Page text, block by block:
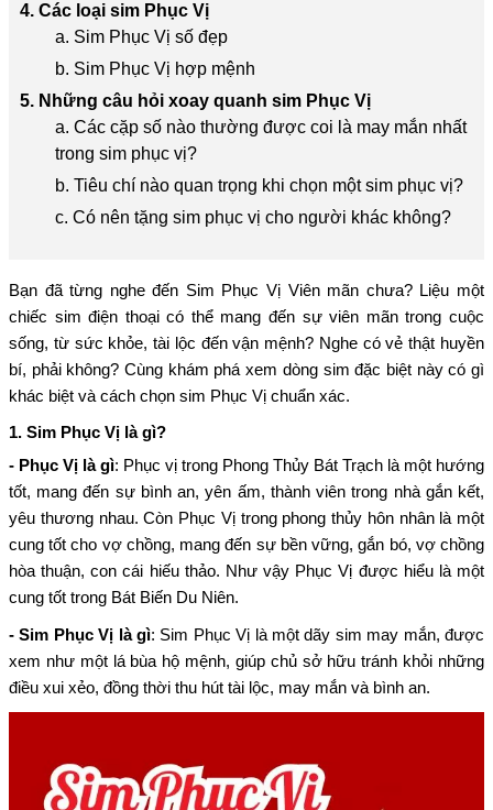
4. Các loại sim Phục Vị
a. Sim Phục Vị số đẹp
b. Sim Phục Vị hợp mệnh
5. Những câu hỏi xoay quanh sim Phục Vị
a. Các cặp số nào thường được coi là may mắn nhất
trong sim phục vị?
b. Tiêu chí nào quan trọng khi chọn một sim phục vị?
c. Có nên tặng sim phục vị cho người khác không?
Bạn đã từng nghe đến Sim Phục Vị Viên mãn chưa? Liệu một
chiếc sim điện thoại có thể mang đến sự viên mãn trong cuộc
sống, từ sức khỏe, tài lộc đến vận mệnh? Nghe có vẻ thật huyền
bí, phải không? Cùng khám phá xem dòng sim đặc biệt này có gì
khác biệt và cách chọn sim Phục Vị chuẩn xác.
1. Sim Phục Vị là gì?
- Phục Vị là gì: Phục vị trong Phong Thủy Bát Trạch là một hướng
tốt, mang đến sự bình an, yên ấm, thành viên trong nhà gắn kết,
yêu thương nhau. Còn Phục Vị trong phong thủy hôn nhân là một
cung tốt cho vợ chồng, mang đến sự bền vững, gắn bó, vợ chồng
hòa thuận, con cái hiếu thảo. Như vậy Phục Vị được hiểu là một
cung tốt trong Bát Biến Du Niên.
- Sim Phục Vị là gì: Sim Phục Vị là một dãy sim may mắn, được
xem như một lá bùa hộ mệnh, giúp chủ sở hữu tránh khỏi những
điều xui xẻo, đồng thời thu hút tài lộc, may mắn và bình an.